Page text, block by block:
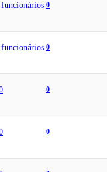
funcionários 0
funcionários 0
0
0